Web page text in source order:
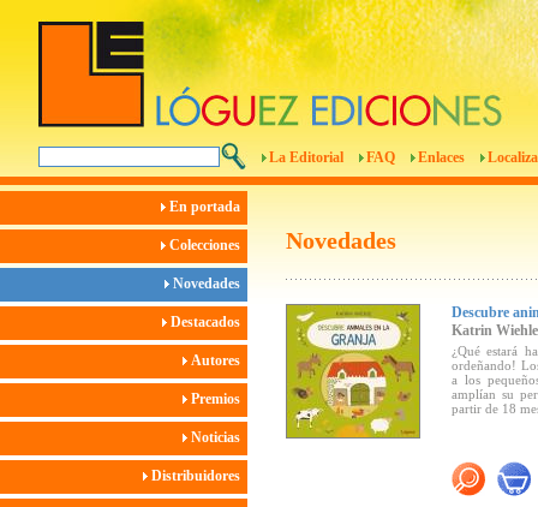
La Editorial FAQ Enlaces
En portada
Colecciones
Novedades
Destacados
Autores
Premios
Noticias
Distribuidores
Novedades
Descubre
Katrin Wiehle
¿Qué estará
ordeñando!
a los
amplían su
partir de 18